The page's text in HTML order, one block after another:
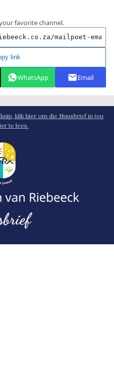
klik hier om die Nuusbrief in jou
te lees.